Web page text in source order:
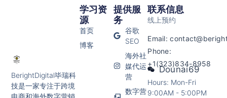
BerightDigital毕瑞科
技是一家专注于跨境
电商和海外数字营销
提供服
务
谷歌
SEO
海外社
媒代运
营
数字营
学习资
源
首页
博客
联系信息
线上预约
Email:
Phone:
+1(323)834-8958
Dounai69
Hours: Mon-Fri
9:00AM - 5:00PM